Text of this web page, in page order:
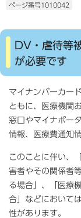
ページ番号1010042
DV・虐待等
が必要です
マイナンバーカー
ともに、医療機関
窓口やマイナポー
情報、医療費通知
このことに伴い、
害者やその関係者
る場合」、「医療
合」などにおいて
性があります。